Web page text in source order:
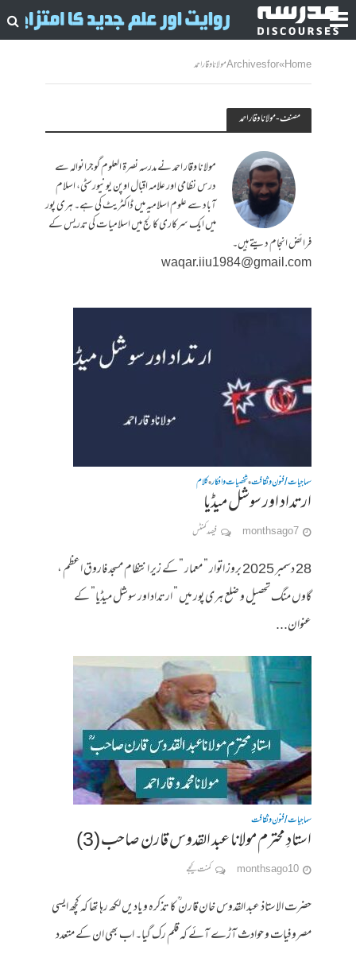
Home
»Archives for مولانا وقار احمد
مصنف - مولانا وقار احمد
مولانا وقار احمد نے مدرسہ نصرۃ العلوم گوجرانوالہ سے
درس نظامی اور علامہ اقبال اوپن یونیورسٹی، اسلام
آباد سے علوم اسلامیہ میں ڈاکٹریٹ کی ہے۔ ہری پور
میں ایک سرکاری کالج میں اسلامیات کی تدریس کے
فرائض انجام دیتے ہیں۔
waqar.iiu1984@gmail.com
سماجیات / فنون وثقافت•شخصیات وافکار•کلام
ارتداد اور سوشل میڈیا
7 months ago فیصد کمنٹس
28 دسمبر 2025 بروز اتوار ” معمار ” کے زیر انتظام مسجد فاروق اعظم ،
گاوں منگ تحصیل و ضلع ہری پور میں ” ارتداد اور سوشل میڈیا” کے
عنوان...
سماجیات / فنون وثقافت
استادِ محترم مولانا عبد القدوس قارن صاحب (3)
10 months ago کمنت کیجے
حضرت الاستاذ عبد القدوس خان قارن ؒ کا تذکرہ و یادیں لکھ رہا تھا کہ کچھ ایسی
مصروفیات و حوادث آڑے آئے کہ قلم رک گیا۔ اب بھی ان کے متعدد